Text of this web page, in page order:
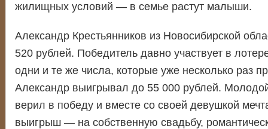
жилищных условий — в семье растут малыши.
Александр Крестьянников из Новосибирской
520 рублей. Победитель давно участвует в
одни и те же числа, которые уже несколько раз
Александр выигрывал до 55 000 рублей.
верил в победу и вместе со своей девушкой
выигрыш — на собственную свадьбу,